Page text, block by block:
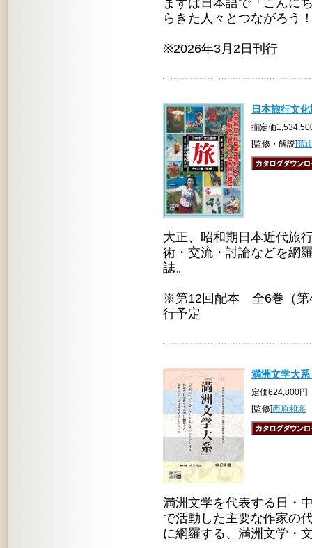
らきた人々とつながろう
※2026年3月2日刊行
日本旅行文
揃定価
[監修・解説]荒
大正、昭和期日本近代旅
術・交流・討論などを網
誌。
※第12回配本 全6巻（第
行予定
満洲文学大
定価624,800
[監修]西原和海
満洲文学を代表する日・
で活動した主要な作家の
に網羅する、満洲文学・